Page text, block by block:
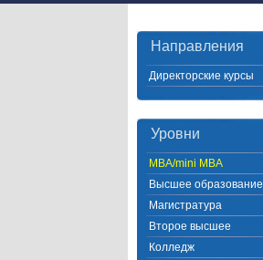
Направления
Директорские курсы
Уровни
MBA/mini MBA
Высшее образование
Магистратура
Второе высшее
Колледж